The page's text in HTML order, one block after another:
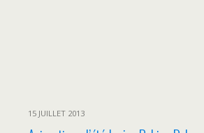
15 JUILLET 2013